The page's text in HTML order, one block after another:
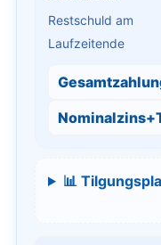
Restschuld am
Laufzeitende
📊